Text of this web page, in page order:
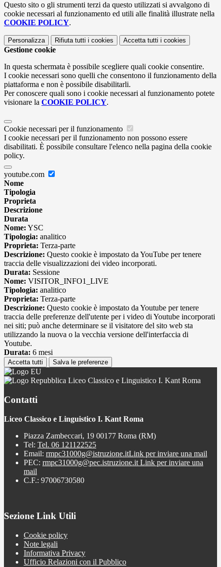
Questo sito o gli strumenti terzi da questo utilizzati si avvalgono di
cookie necessari al funzionamento ed utili alle finalità illustrate nella
COOKIE POLICY.
Personalizza Rifiuta tutti i cookies Accetta tutti i cookies
Gestione cookie
In questa schermata è possibile scegliere quali cookie consentire.
I cookie necessari sono quelli che consentono il funzionamento della
piattaforma e non è possibile disabilitarli.
Per conoscere quali sono i cookie necessari al funzionamento potete
visionare la COOKIE POLICY.
Cookie necessari per il funzionamento
I cookie necessari per il funzionamento non possono essere
disabilitati. È possibile consultare l'elenco nella pagina della cookie
policy.
youtube.com
Nome
Tipologia
Proprieta
Descrizione
Durata
Nome: YSC
Tipologia: analitico
Proprieta: Terza-parte
Descrizione: Questo cookie è impostato da YouTube per tenere
traccia delle visualizzazioni dei video incorporati.
Durata: Sessione
Nome: VISITOR_INFO1_LIVE
Tipologia: analitico
Proprieta: Terza-parte
Descrizione: Questo cookie è impostato da Youtube per tenere
traccia delle preferenze dell'utente per i video di Youtube incorporati
nei siti; può anche determinare se il visitatore del sito web sta
utilizzando la nuova o la vecchia versione dell'interfaccia di
Youtube.
Durata: 6 mesi
Accetta tutti Salva le preferenze
Liceo Classico e Linguistico I. Kant Roma
Contatti
Liceo Classico e Linguistico I. Kant Roma
Piazza Zambeccari, 19 00177 Roma (RM)
Tel: Tel. 06 121122525
Email: rmpc31000g@istruzione.itLink per inviare una mail
PEC: rmpc31000g@pec.istruzione.it Link per inviare una
mail
C.F.: 97006730580
Sezione Link Utili
Cookie policy
Note legali
Informativa Privacy
Ufficio Relazioni con il Pubblico